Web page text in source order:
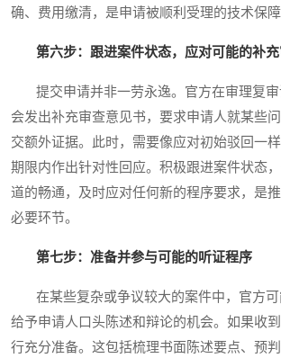
确、费用缴清，是申请被顺利受理的技术保障
第六步：跟进案件状态，应对可能的补
提交申请并非一劳永逸。官方在审理复审
会发出补充审查意见书，要求申请人就某些
交额外证据。此时，需要像应对初始驳回一
期限内作出针对性回应。积极跟进案件状态
道的畅通，及时应对任何新的程序要求，是
必要环节。
第七步：准备并参与可能的听证程序
在某些复杂或争议较大的案件中，官方可
给予申请人口头陈述和辩论的机会。如果收
行充分准备。这包括梳理书面陈述要点、预